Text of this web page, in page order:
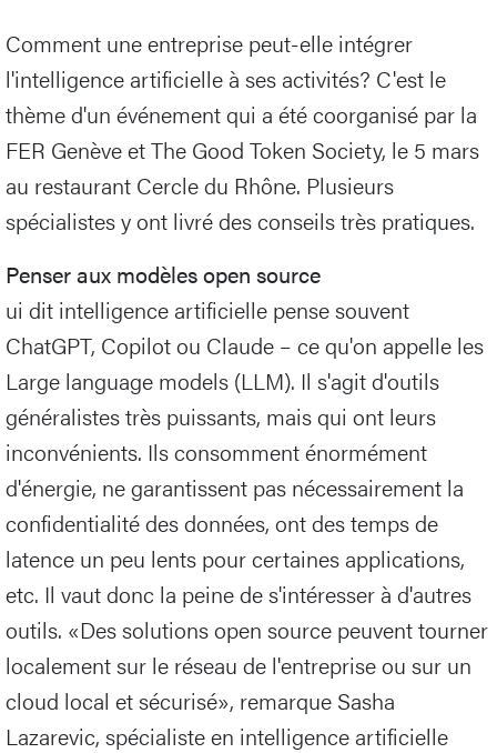
Comment une entreprise peut-elle intégrer
l'intelligence artificielle à ses activités? C'est le
thème d'un événement qui a été coorganisé par la
FER Genève et The Good Token Society, le 5 mars
au restaurant Cercle du Rhône. Plusieurs
spécialistes y ont livré des conseils très pratiques.
Penser aux modèles open source
ui dit intelligence artificielle pense souvent
ChatGPT, Copilot ou Claude – ce qu'on appelle les
Large language models (LLM). Il s'agit d'outils
généralistes très puissants, mais qui ont leurs
inconvénients. Ils consomment énormément
d'énergie, ne garantissent pas nécessairement la
confidentialité des données, ont des temps de
latence un peu lents pour certaines applications,
etc. Il vaut donc la peine de s'intéresser à d'autres
outils. «Des solutions open source peuvent tourner
localement sur le réseau de l'entreprise ou sur un
cloud local et sécurisé», remarque Sasha
Lazarevic, spécialiste en intelligence artificielle